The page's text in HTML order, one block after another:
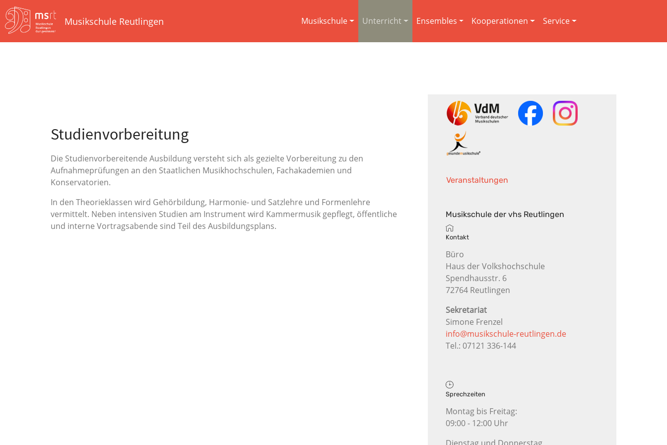
Musikschule Reutlingen Musikschule Unterricht Ensembles Kooperationen Service
Veranstaltungen
Musikschule der vhs Reutlingen
Kontakt
Büro
Haus der Volkshochschule
Spendhausstr. 6
72764 Reutlingen
Sekretariat
Simone Frenzel
info@musikschule-reutlingen.de
Tel.: 07121 336-144
Sprechzeiten
Montag bis Freitag:
09:00 - 12:00 Uhr
Dienstag und Donnerstag
Studienvorbereitung
Die Studienvorbereitende Ausbildung versteht sich als gezielte Vorbereitung zu den
Aufnahmeprüfungen an den Staatlichen Musikhochschulen, Fachakademien und
Konservatorien.
In den Theorieklassen wird Gehörbildung, Harmonie- und Satzlehre und Formenlehre
vermittelt. Neben intensiven Studien am Instrument wird Kammermusik gepflegt, öffentliche
und interne Vortragsabende sind Teil des Ausbildungsplans.